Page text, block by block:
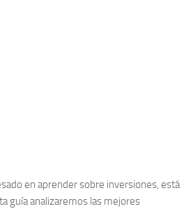
en aprender sobre inversiones, está
guía analizaremos las mejores